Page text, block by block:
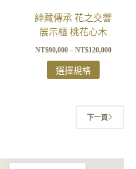
紳藏傳承 花之交響
展示櫃 桃花心木
NT$90,000 – NT$120,000
選擇規格
下一頁